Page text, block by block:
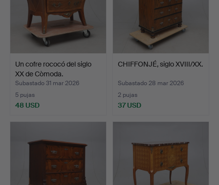
Un cofre rococó del siglo
XX de Còmoda.
Subastado 31 mar 2026
5 pujas
48 USD
CHIFFONJÉ, siglo XVIII/XX.
Subastado 28 mar 2026
2 pujas
37 USD